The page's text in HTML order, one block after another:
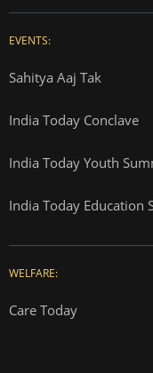
EVENTS:
Sahitya Aaj Tak
India Today Conclave
India Today Youth
India Today Education
WELFARE:
Care Today